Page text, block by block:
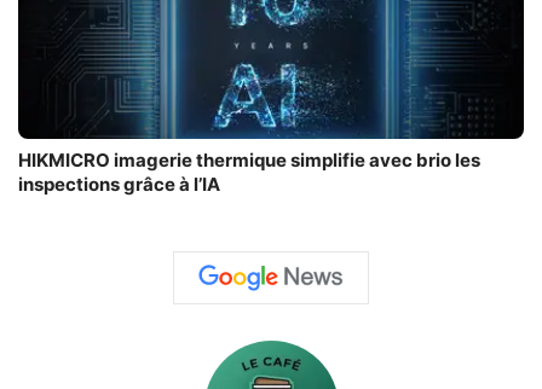
HIKMICRO imagerie thermique simplifie avec brio les
inspections grâce à l’IA